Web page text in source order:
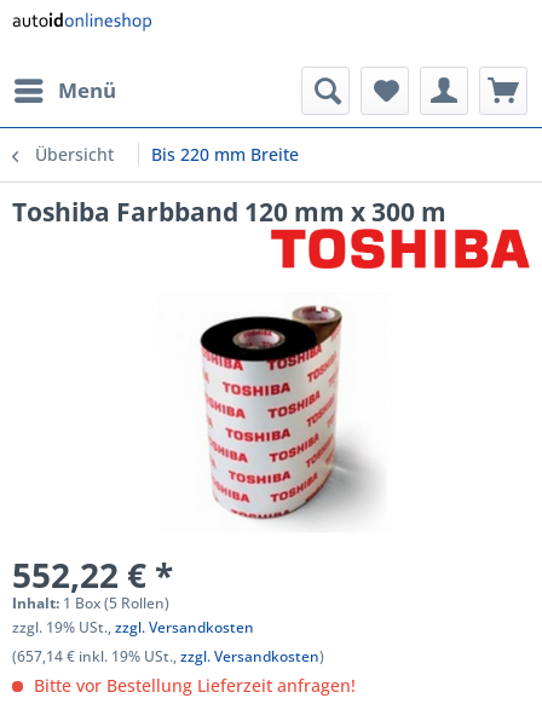
Menü
Übersicht Bis 220 mm Breite
Toshiba Farbband 120 mm x 300 m
552,22 € *
Inhalt: 1 Box (5 Rollen)
zzgl. 19% USt.,zzgl. Versandkosten
(657,14 € inkl. 19% USt.,zzgl. Versandkosten)
Bitte vor Bestellung Lieferzeit anfragen!